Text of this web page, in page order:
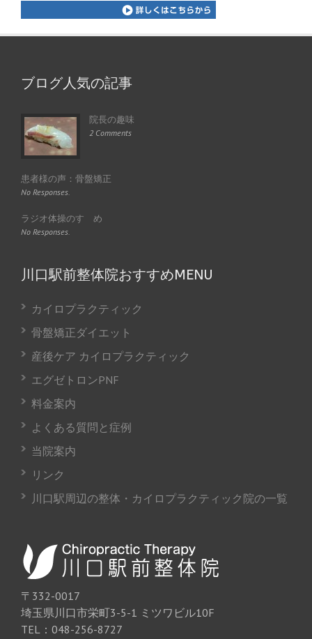
ブログ人気の記事
院長の趣味
2 Comments
患者様の声：骨盤矯正
No Responses.
ラジオ体操のすゝめ
No Responses.
川口駅前整体院おすすめMENU
カイロプラクティック
骨盤矯正ダイエット
産後ケア カイロプラクティック
エグゼトロンPNF
料金案内
よくある質問と症例
当院案内
リンク
川口駅周辺の整体・カイロプラクティック院の一覧
〒332-0017
埼玉県川口市栄町3-5-1 ミツワビル10F
TEL：048-256-8727